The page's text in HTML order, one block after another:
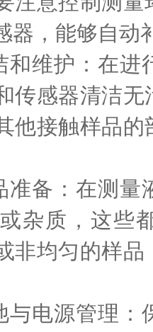
器，能够自动
维护：在进
传感器清洁
他接触样品
备：在测量
杂质，这些
非均匀的样
电源管理：